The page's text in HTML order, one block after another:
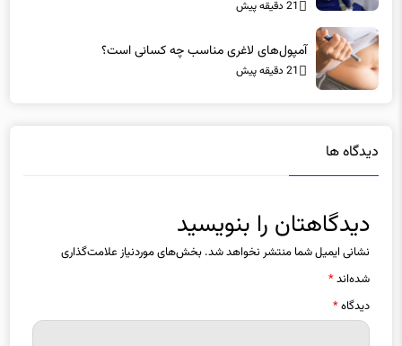
عجیب: ۶۰ هزار پرستار خانه‌نشین شدند؟
آمپول‌های لاغری مناسب چه کسانی است؟
دیدگاه ها
دیدگاهتان را بنویسید
نشانی ایمیل شما منتشر نخواهد شد.
شده‌اند*
دیدگاه